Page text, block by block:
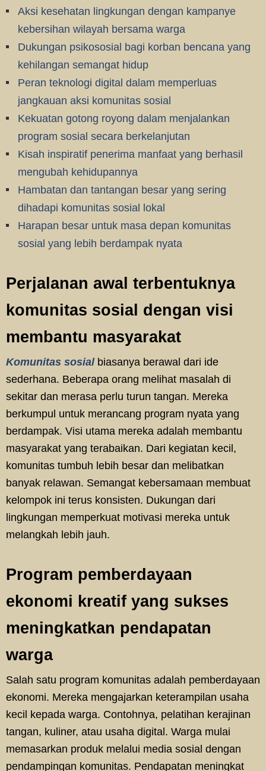
Aksi kesehatan lingkungan dengan kampanye
kebersihan wilayah bersama warga
Dukungan psikososial bagi korban bencana yang
kehilangan semangat hidup
Peran teknologi digital dalam memperluas
jangkauan aksi komunitas sosial
Kekuatan gotong royong dalam menjalankan
program sosial secara berkelanjutan
Kisah inspiratif penerima manfaat yang berhasil
mengubah kehidupannya
Hambatan dan tantangan besar yang sering
dihadapi komunitas sosial lokal
Harapan besar untuk masa depan komunitas
sosial yang lebih berdampak nyata
Perjalanan awal terbentuknya
komunitas sosial dengan visi
membantu masyarakat
Komunitas sosial biasanya berawal dari ide
sederhana. Beberapa orang melihat masalah di
sekitar dan merasa perlu turun tangan. Mereka
berkumpul untuk merancang program nyata yang
berdampak. Visi utama mereka adalah membantu
masyarakat yang terabaikan. Dari kegiatan kecil,
komunitas tumbuh lebih besar dan melibatkan
banyak relawan. Semangat kebersamaan membuat
kelompok ini terus konsisten. Dukungan dari
lingkungan memperkuat motivasi mereka untuk
melangkah lebih jauh.
Program pemberdayaan
ekonomi kreatif yang sukses
meningkatkan pendapatan
warga
Salah satu program komunitas adalah pemberdayaan
ekonomi. Mereka mengajarkan keterampilan usaha
kecil kepada warga. Contohnya, pelatihan kerajinan
tangan, kuliner, atau usaha digital. Warga mulai
memasarkan produk melalui media sosial dengan
pendampingan komunitas. Pendapatan meningkat